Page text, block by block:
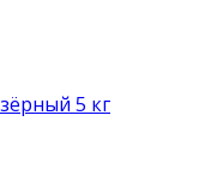
5 кг